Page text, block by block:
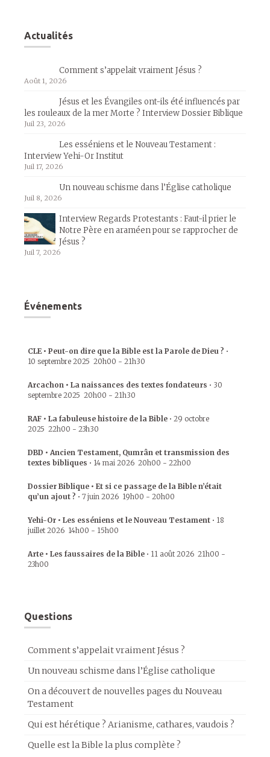
Actualités
Comment s’appelait vraiment Jésus ?
Août 1, 2026
Jésus et les Évangiles ont-ils été influencés par
les rouleaux de la mer Morte ? Interview Dossier Biblique
Juil 23, 2026
Les esséniens et le Nouveau Testament :
Interview Yehi-Or Institut
Juil 17, 2026
Un nouveau schisme dans l’Église catholique
Juil 8, 2026
Interview Regards Protestants : Faut-il prier le
Notre Père en araméen pour se rapprocher de
Jésus ?
Juil 7, 2026
Événements
CLE • Peut-on dire que la Bible est la Parole de Dieu ? •
10 septembre 2025 20h00 - 21h30
Arcachon • La naissances des textes fondateurs • 30
septembre 2025 20h00 - 21h30
RAF • La fabuleuse histoire de la Bible • 29 octobre
2025 22h00 - 23h30
DBD • Ancien Testament, Qumrân et transmission des
textes bibliques • 14 mai 2026 20h00 - 22h00
Dossier Biblique • Et si ce passage de la Bible n’était
qu’un ajout ? • 7 juin 2026 19h00 - 20h00
Yehi-Or • Les esséniens et le Nouveau Testament • 18
juillet 2026 14h00 - 15h00
Arte • Les faussaires de la Bible • 11 août 2026 21h00 -
23h00
Questions
Comment s’appelait vraiment Jésus ?
Un nouveau schisme dans l’Église catholique
On a découvert de nouvelles pages du Nouveau
Testament
Qui est hérétique ? Arianisme, cathares, vaudois ?
Quelle est la Bible la plus complète ?